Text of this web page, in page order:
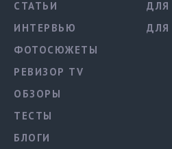
СТАТЬИ
ИНТЕРВЬЮ
ФОТОСЮЖЕТЫ
РЕВИЗОР TV
ОБЗОРЫ
ТЕСТЫ
БЛОГИ
ДЛЯ